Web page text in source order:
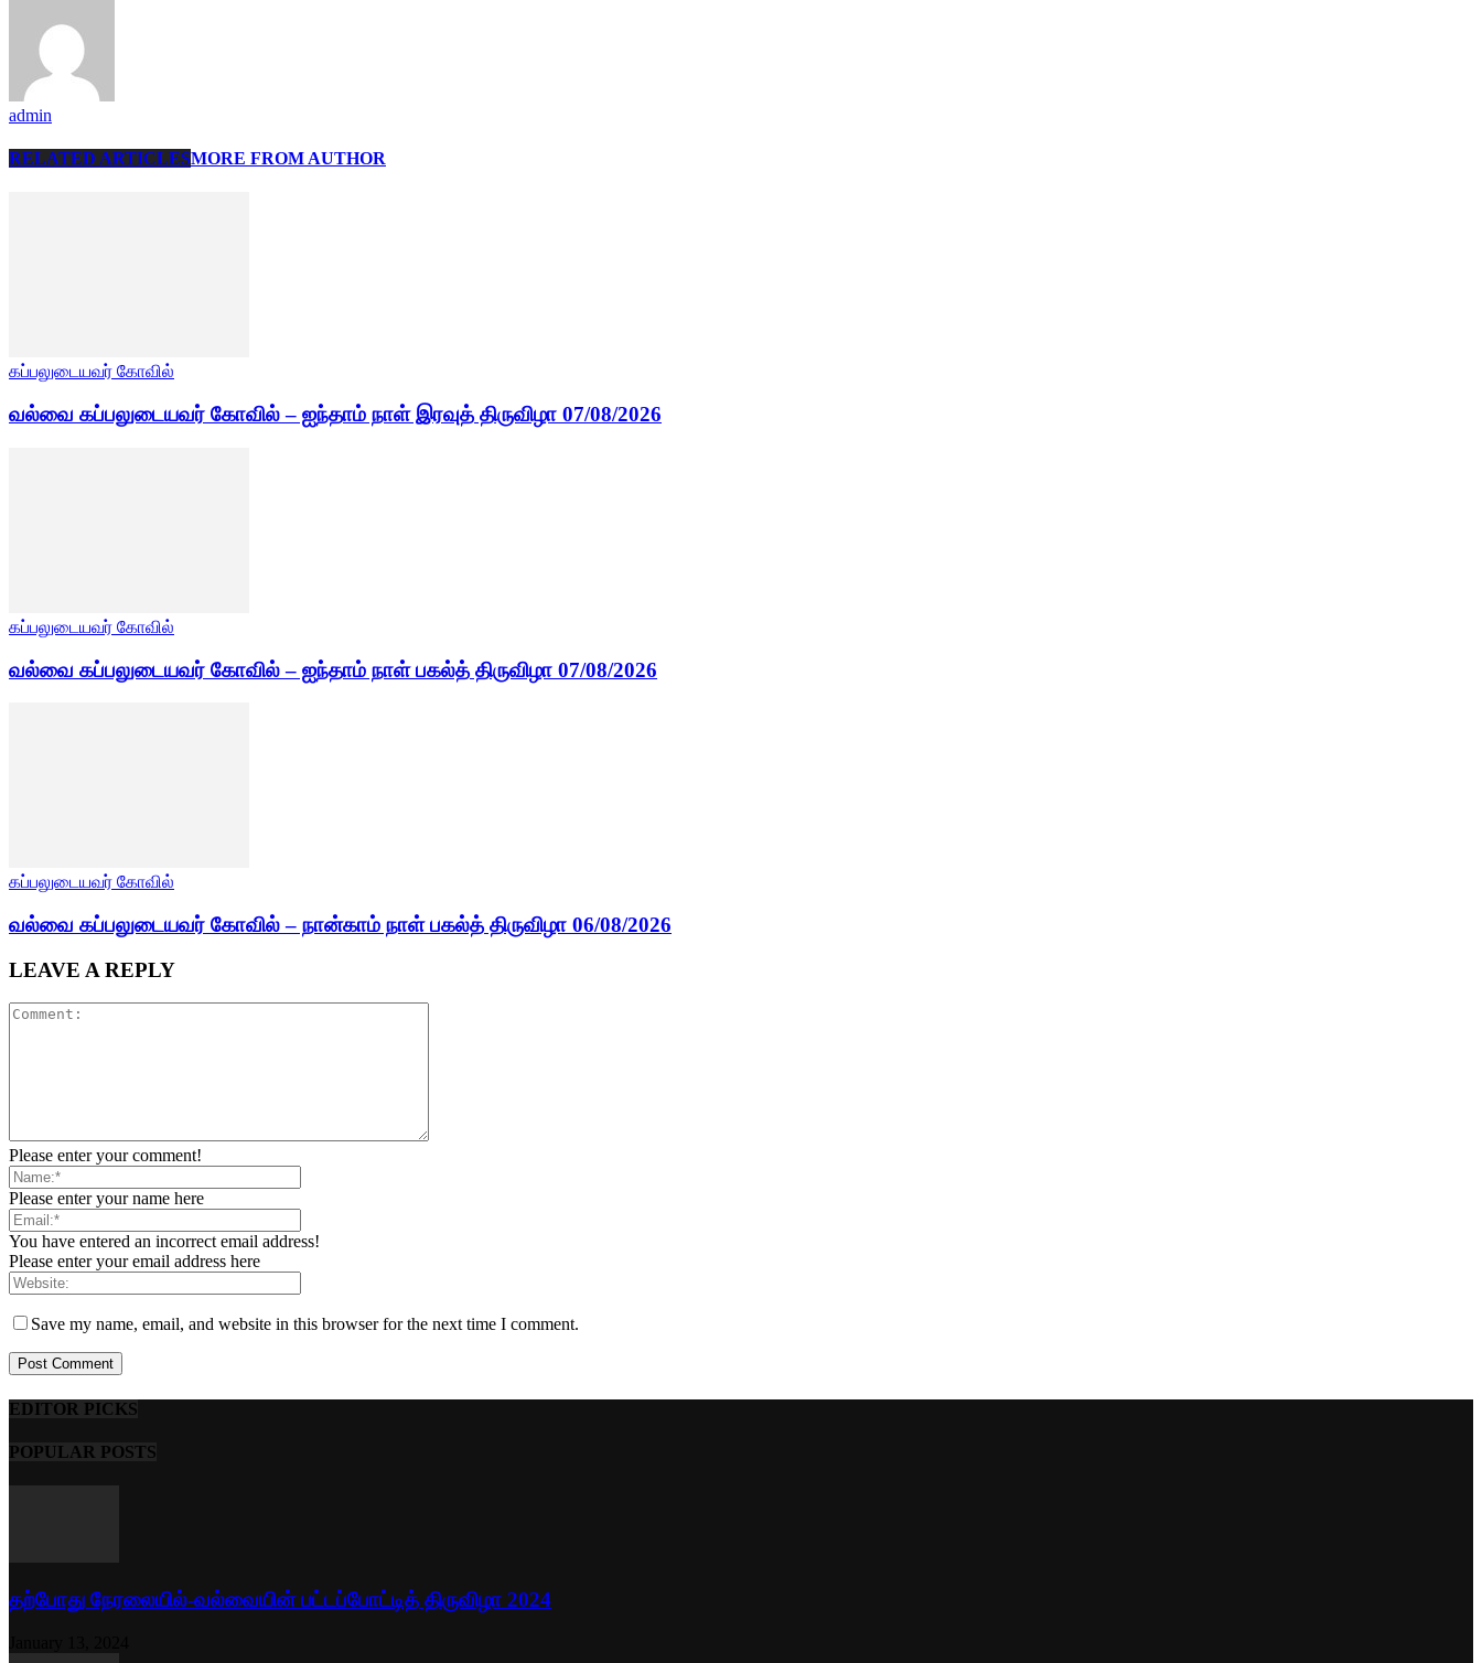
admin
RELATED ARTICLESMORE FROM AUTHOR
கப்பலுடையவர் கோவில்
வல்வை கப்பலுடையவர் கோவில் – ஐந்தாம் நாள் இரவுத் திருவிழா 07/08/2026
கப்பலுடையவர் கோவில்
வல்வை கப்பலுடையவர் கோவில் – ஐந்தாம் நாள் பகல்த் திருவிழா 07/08/2026
கப்பலுடையவர் கோவில்
வல்வை கப்பலுடையவர் கோவில் – நான்காம் நாள் பகல்த் திருவிழா 06/08/2026
LEAVE A REPLY
Please enter your comment!
Please enter your name here
You have entered an incorrect email address!
Please enter your email address here
Save my name, email, and website in this browser for the next time I comment.
EDITOR PICKS
POPULAR POSTS
தற்போது நேரலையில்-வல்வையின் பட்டப்போட்டித் திருவிழா 2024